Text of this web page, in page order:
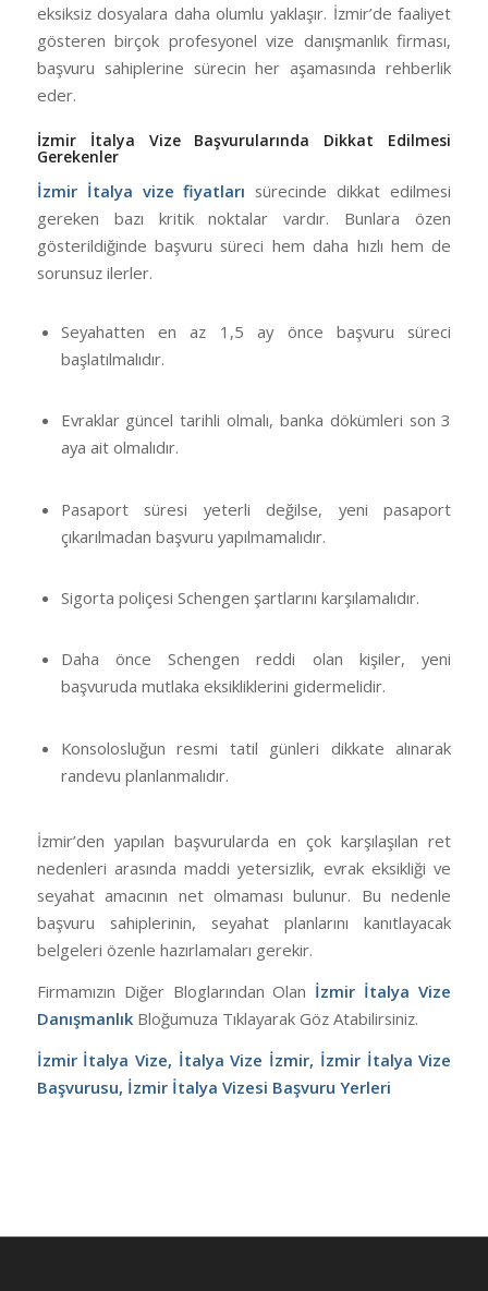
eksiksiz dosyalara daha olumlu yaklaşır. İzmir’de faaliyet
gösteren birçok profesyonel vize danışmanlık firması,
başvuru sahiplerine sürecin her aşamasında rehberlik
eder.
İzmir İtalya Vize Başvurularında Dikkat Edilmesi
Gerekenler
İzmir İtalya vize fiyatları sürecinde dikkat edilmesi
gereken bazı kritik noktalar vardır. Bunlara özen
gösterildiğinde başvuru süreci hem daha hızlı hem de
sorunsuz ilerler.
Seyahatten en az 1,5 ay önce başvuru süreci
başlatılmalıdır.
Evraklar güncel tarihli olmalı, banka dökümleri son 3
aya ait olmalıdır.
Pasaport süresi yeterli değilse, yeni pasaport
çıkarılmadan başvuru yapılmamalıdır.
Sigorta poliçesi Schengen şartlarını karşılamalıdır.
Daha önce Schengen reddi olan kişiler, yeni
başvuruda mutlaka eksikliklerini gidermelidir.
Konsolosluğun resmi tatil günleri dikkate alınarak
randevu planlanmalıdır.
İzmir’den yapılan başvurularda en çok karşılaşılan ret
nedenleri arasında maddi yetersizlik, evrak eksikliği ve
seyahat amacının net olmaması bulunur. Bu nedenle
başvuru sahiplerinin, seyahat planlarını kanıtlayacak
belgeleri özenle hazırlamaları gerekir.
Firmamızın Diğer Bloglarından Olan İzmir İtalya Vize
DanışmanlıkBloğumuza Tıklayarak Göz Atabilirsiniz.
İzmir İtalya Vize, İtalya Vize İzmir, İzmir İtalya Vize
Başvurusu, İzmir İtalya Vizesi Başvuru Yerleri